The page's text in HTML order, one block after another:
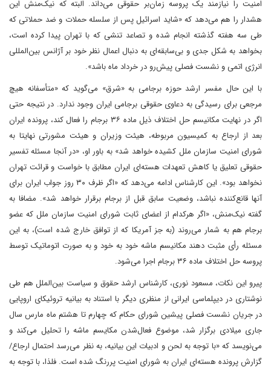
امنیت را نیازمند یک پروسه زمان‌بر حقوقی می‌داند. البته که نیک‌منش این
هشدار را هم می‌دهد که «شاید اسرائیل پس از سلسله حملات و ضد حملاتی که
طی سه هفته گذشته انجام شده و تصاعد تنشی که با تهران پیدا کرده است،
بخواهد به شکل جدی و بی‌سابقه‌ای به دنبال اعمال نظر خود بر آژانس بین‌المللی
انرژی اتمی و نشست فصلی پیش‌رو در خرداد ماه باشد».
با این حال مفسر ارشد حوزه برجامی به «شرق» می‌گوید که «متأسفانه هیچ
مرجعی برای رسیدگی به دعاوی حقوقی برجامی ایران وجود ندارد. در نتیجه حتی
اگر در نهایت مکانیسم حل اختلاف ذیل ماده ۳۶ برجام را فعال کند، پرونده ایران
بعد از ارجاع به کمیسیون مربوطه، هیئت وزیران و هیئت مشورتی نهایتا به
شورای امنیت سازمان ملل کشیده خواهد شد» به باور او، «در آنجا مسئله تفسیر
حقوقی تعلیق یا کاهش تعهدات هسته‌ای ایران مطابق با خواست و قرائت تهران
نخواهد بود». این کارشناس ادامه می‌دهد که «اگر ظرف ۳۰ روز جواب ایران برای
آنها قانع‌کننده نباشد، وضعیت سابق قبل از برجام برقرار خواهد شد». مضافا به
گفته نیک‌منش، «اگر هرکدام از اعضای ثابت شورای امنیت سازمان ملل که عضو
برجام هم به شمار می‌روند (به جز آمریکا که از توافق خارج شده است)، به این
مسئله رأی مثبت دهند مکانیسم ماشه خود به خود و به صورت اتوماتیک توسط
پروسه حل اختلاف ماده ۳۶ برجام اجرا می‌شود.
پیرو این نکات، مسعود نوری، کارشناس ارشد حقوق و سیاست بین‌الملل هم طی
نوشتاری در دیپلماسی ایرانی از منظری دیگر با استناد به بیانیه تروئیکای اروپایی
در جریان نشست فصلی پیشین شورای حکام که چهارم تا هشتم ماه مارس سال
جاری میلادی برگزار شد، موضوع فعال‌شدن مکایسم ماشه را تحلیل می‌کند و
می‌نویسد که «با توجه به لحن و ادبیات این بیانیه، به نظر می‌رسد احتمال ارجاع/
گزارش پرونده هسته‌ای ایران به شورای امنیت پررنگ شده است. فلذا، با توجه به